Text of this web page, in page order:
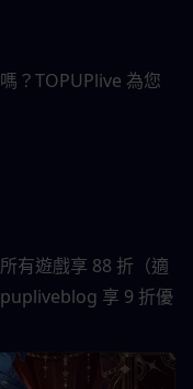
？TOPUPlive 為您
有遊戲享 88 折（適
享 9 折優